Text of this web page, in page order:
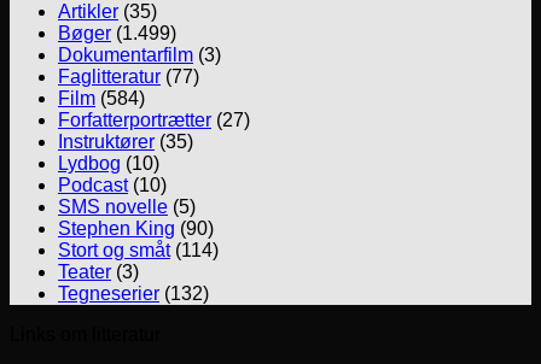
Artikler (35)
Bøger (1.499)
Dokumentarfilm (3)
Faglitteratur (77)
Film (584)
Forfatterportrætter (27)
Instruktører (35)
Lydbog (10)
Podcast(10)
SMS novelle (5)
Stephen King (90)
Stort og småt(114)
Teater (3)
Tegneserier (132)